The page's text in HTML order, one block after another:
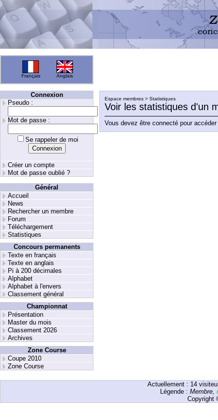
Français Anglais
Connexion
Pseudo :
Mot de passe :
Se rappeler de moi
Créer un compte
Mot de passe oublié ?
Général
Accueil
News
Rechercher un membre
Forum
Téléchargement
Statistiques
Concours permanents
Texte en français
Texte en anglais
Pi à 200 décimales
Alphabet
Alphabet à l'envers
Classement général
Championnat
Présentation
Master du mois
Classement 2026
Archives
Zone Course
Coupe 2010
Zone Course
Espace membres > Statistiques
Voir les statistiques d'un
Vous devez être connecté pour
Actuellement : 14
Légende : Membre,
Copyright